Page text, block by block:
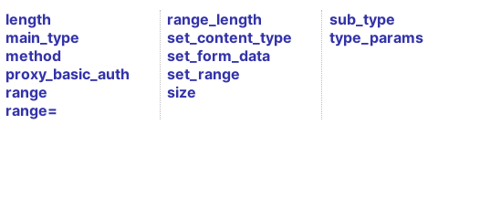
length
main_type
method
proxy_basic_auth
range
range=
range_length
set_content_type
set_form_data
set_range
size
sub_type
type_params